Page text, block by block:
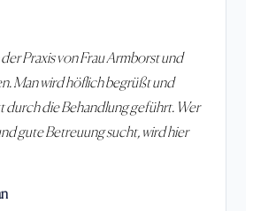
Praxis von Frau Armborst und
Man wird höflich begrüßt und
durch die Behandlung geführt. Wer
gute Betreuung sucht, wird hier